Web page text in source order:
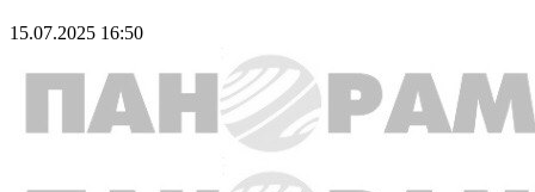
15.07.2025 16:50